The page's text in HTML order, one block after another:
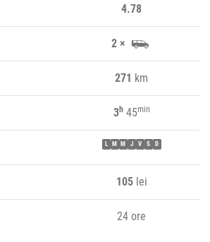
4.78
2 ×
271 km
3h45min
L M M J V S D
105lei
24 ore